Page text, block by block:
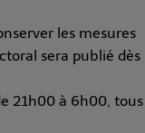
les mesures
sera publié dès
21h00 à 6h00, tous